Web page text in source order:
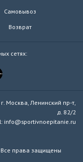
Самовывоз
Возврат
сетях:
Москва, Ленинский пр-т,
д. 82/2
info@sportivnoepitanie.ru
права защищены